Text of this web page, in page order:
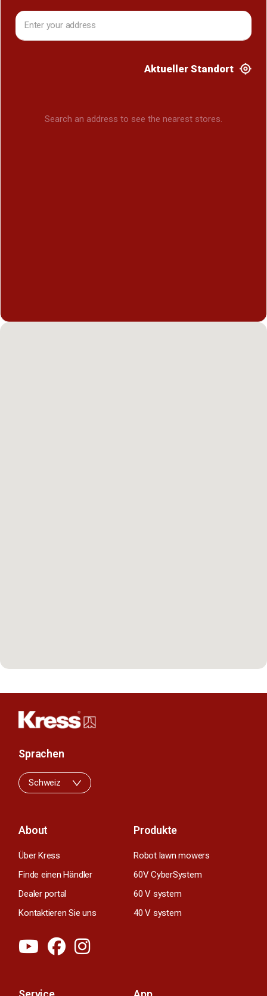
Aktueller Standort
Search an address to see the nearest stores.
About
Über Kress
Finde einen Händler
Dealer portal
Kontaktieren Sie uns
Produkte
Robot lawn mowers
60V CyberSystem
60 V system
40 V system
Sprachen
Schweiz